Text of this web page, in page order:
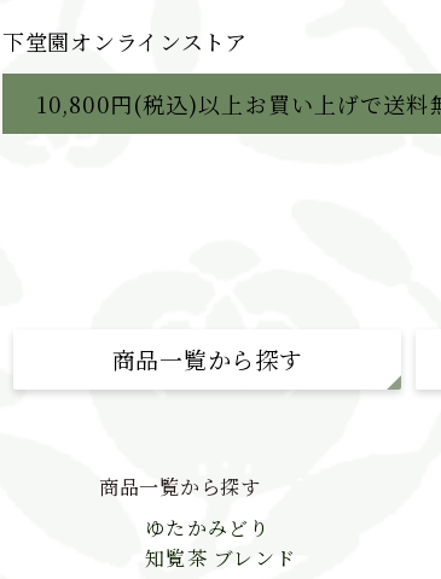
下堂園オンラインストア
10,800円(税込)以上お買い上げで送料
商品一覧から探す
自然栽培茶
ボトリング吟穣茶
商品一覧から探す
ゆたかみどり
知覧茶 ブレンド